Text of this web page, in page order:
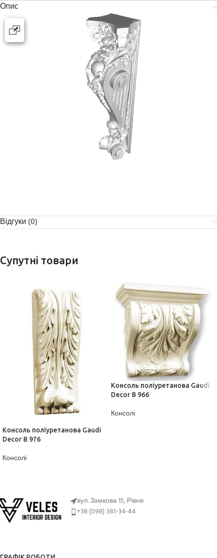
Опис
Відгуки (0)
Супутні товари
Консоль поліуретанова Gaudi
Decor B 976
Консолі
Консоль поліуретанова Gaudi
Decor B 966
Консолі
вул. Замкова 15, Рівне
+38 (098) 381-34-44